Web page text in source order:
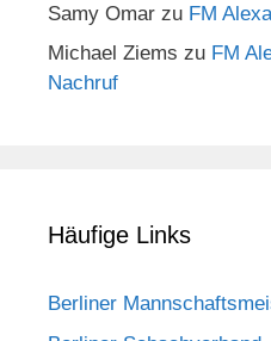
Samy Omar zu FM
Michael Ziems zu FM
Nachruf
Häufige Links
Berliner